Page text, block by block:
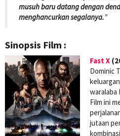
musuh baru datang dengan
menghancurkan segalanya.”
Sinopsis Film :
Fast X
Dominic
waralaba
Film ini
jutaan